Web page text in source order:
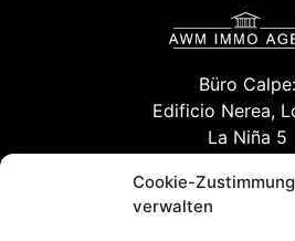
Cookie-Zustimmung
verwalten
Büro Calpe:
Edificio Nerea,
La Niña 5